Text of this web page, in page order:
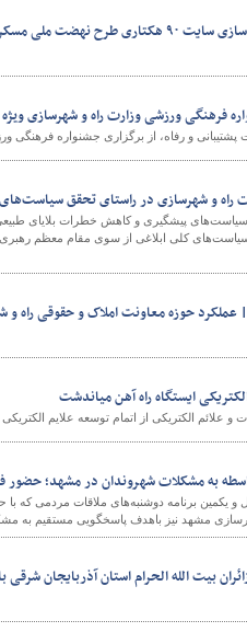
راه و
ملی مسکن محمدآباد سیستان
فرهنگی ورزشی وزارت راه و شهرسازی ویژه
و رفاه، از برگزاری جشنواره فرهنگی
راه و شهرسازی در راستای تحقق
پیشگیری و کاهش خطرات بلایای طبیعی
کلی ابلاغی از سوی مقام معظم
حوزه معاونت املاک و حقوقی راه و
ایستگاه راه آهن میاندشت
و علائم الکتریکی از اتمام توسعه علایم
به مشکلات شهروندان در مشهد؛ حضور
مشهد نیز باهدف پاسخگویی مستقیم به
بیت الله الحرام استان آذربایجان شرقی‌